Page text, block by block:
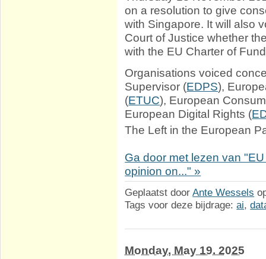
on a resolution to give
with Singapore. It will also
Court of Justice whether
with the EU Charter of
Organisations voiced
Supervisor (EDPS),
(ETUC), European
European Digital Rights (
The Left in the European
Ga door met lezen van
opinion on..." »
Geplaatst doorAnte Wessels
Tags voor deze bijdrage:ai,
Monday, May 19. 2025